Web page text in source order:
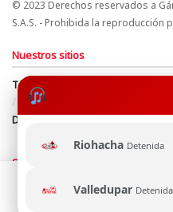
Riohacha Detenida
Valledupar Detenida
© 2023 Derechos reservados a
S.A.S. - Prohibida la reproducción
Nuestros sitios
Términos y Condiciones
Política de uso de cookies
Directrices Editoriales
Síguenos
Esta página web usa
navegación, al continuar